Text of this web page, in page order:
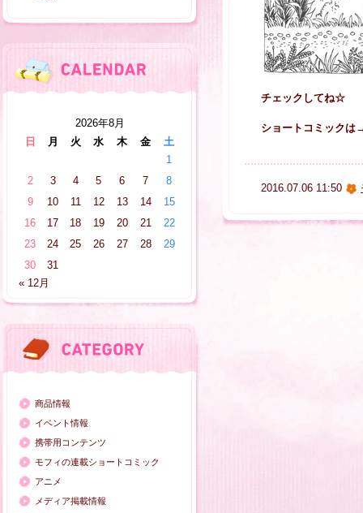
2026年8月
日
月 火 水 木 金
土
1
2
3 4 5 6 7
8
9
10 11 12 13 14
15
16
17 18 19 20 21
22
23
24 25 26 27 28
29
30
31
« 12月
商品情報
イベント情報
携帯用コンテンツ
モフィの連載ショートコミック
アニメ
メディア掲載情報
チェックしてね☆
ショートコミック
2016.07.06 11:50